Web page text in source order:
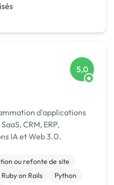
E-commerce
5,0
d'applications
Solutions IA et Web 3.0.
ou refonte de site
Ruby on Rails
Python